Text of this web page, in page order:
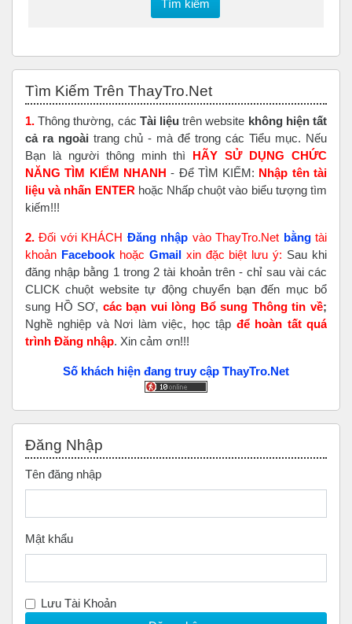
Tìm kiếm
Tìm Kiếm Trên ThayTro.Net
1. Thông thường, các Tài liệu trên website không hiện tất
cả ra ngoài trang chủ - mà để trong các Tiểu mục. Nếu
Bạn là người thông minh thì HÃY SỬ DỤNG CHỨC
NĂNG TÌM KIẾM NHANH - Để TÌM KIẾM: Nhập tên tài
liệu và nhấn ENTER hoặc Nhấp chuột vào biểu tượng tìm
kiếm!!!
2. Đối với KHÁCH Đăng nhập vào ThayTro.Net bằngtài
khoản Facebook hoặc Gmailxin đặc biệt lưu ý: Sau khi
đăng nhập bằng 1 trong 2 tài khoản trên - chỉ sau vài các
CLICK chuột website tự động chuyển bạn đến mục bổ
sung HỒ SƠ, các bạn vui lòng Bổ sung Thông tin về;
Nghề nghiệp và Nơi làm việc, học tập để hoàn tấtquá
trình Đăng nhập. Xin cảm ơn!!!
Số khách hiện đang truy cập ThayTro.Net
Đăng Nhập
Tên đăng nhập
Mật khẩu
Lưu Tài Khoản